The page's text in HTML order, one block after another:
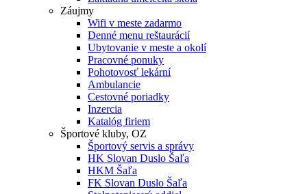
Záujmy
Wifi v meste zadarmo
Denné menu reštaurácií
Ubytovanie v meste a okolí
Pracovné ponuky
Pohotovosť lekární
Ambulancie
Cestovné poriadky
Inzercia
Katalóg firiem
Športové kluby, OZ
Športový servis a správy
HK Slovan Duslo Šaľa
HKM Šaľa
FK Slovan Duslo Šaľa